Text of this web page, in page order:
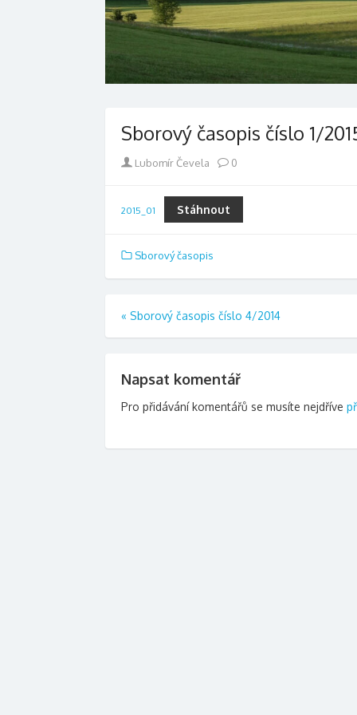
Sborový časopis číslo 1/
Author
Lubomír Čevela 0
2015_01 Stáhnout
Sborový časopis
Navigace
pro
« Sborový časopis číslo 4/2014
Napsat komentář
Pro přidávání komentářů se musíte nejdříve